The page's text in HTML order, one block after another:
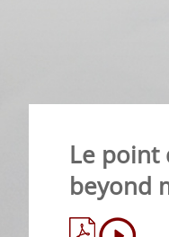
Le point
beyond